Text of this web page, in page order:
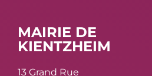
MAIRIE DE
KIENTZHEIM
13 Grand Rue